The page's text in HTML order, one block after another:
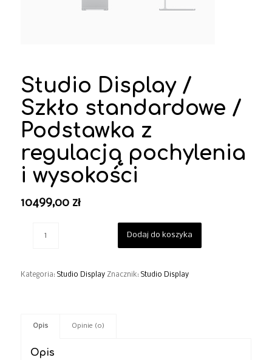
Studio Display /
Szkło standardowe /
Podstawka z
regulacją pochylenia
i wysokości
10499,00 zł
Dodaj do koszyka
Kategoria: Studio Display Znacznik: Studio Display
Opis Opinie (0)
Opis